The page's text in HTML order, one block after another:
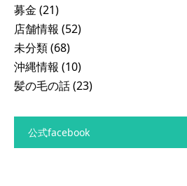
募金 (21)
店舗情報 (52)
未分類(68)
沖縄情報 (10)
髪の毛の話(23)
公式facebook